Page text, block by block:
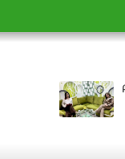
Բարի